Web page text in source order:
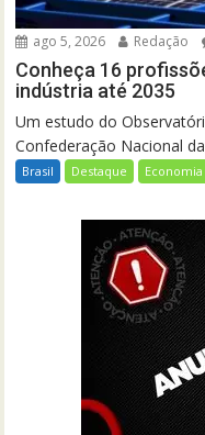
ago 5, 2026 Redação
Conheça 16
indústria até 2035
Um estudo do
Confederação Nacional
Brasil Destaque Economia